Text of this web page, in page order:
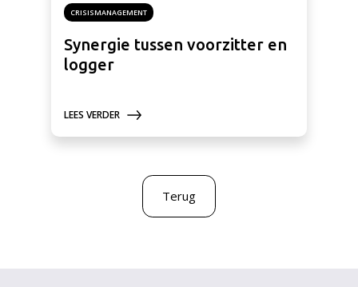
CRISISMANAGEMENT
Synergie tussen voorzitter en
logger
LEES VERDER
Terug